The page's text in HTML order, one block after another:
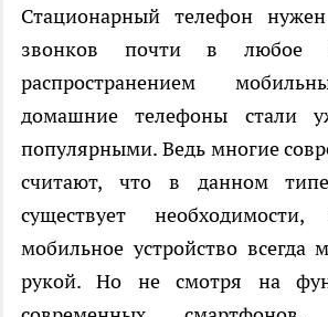
Стационарный телефон
звонков почти в
распространением
домашние телефоны стали
популярными. Ведь многие
считают, что в данном
существует
мобильное устройство всегда
рукой. Но не смотря на